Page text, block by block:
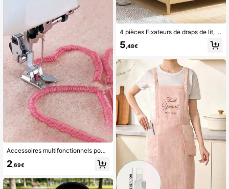
Accessoires multifonctionnels pour machine à coudre ménagère, comprenant des pieds presseurs pour bordage, verrouillage et broderie, fabriqués dans un matériau robuste, faciles à nettoyer, convenant à toute occasion, pratiques à transporter à l'extérieur et pouvant être utilisés n'importe quand, n'importe où
2 ,69€
4 pièces Fixateurs de draps de lit, Clips invisibles multifonctionnels, Fixateur de draps de lit et de matelas sans aiguille, Empêche le glissement de la literie, Ajustement universel, Installation facile en une seule fois
5,48€